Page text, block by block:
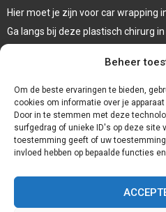
Beheer
Om de beste ervaringen te bieden,
cookies om informatie over je
Door in te stemmen met deze
surfgedrag of unieke ID's op deze site
toestemming geeft of uw
invloed hebben op bepaalde functies
Hier moet je zijn voor car wrapping
Ga langs bij deze plastisch chirurg
Laat een systeemdiagnose